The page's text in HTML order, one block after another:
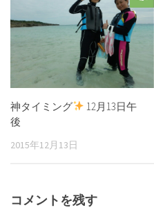
神タイミング
12月13日午
後
2015年12月13日
コメントを残す